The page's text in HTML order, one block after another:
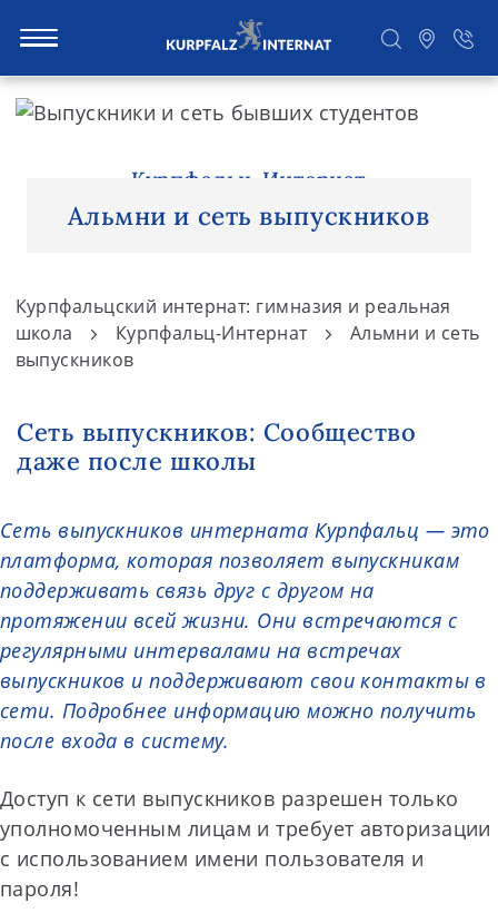
S
Курпфальц-Интернат
Альмни и сеть выпускников
Курпфальцский интернат: гимназия и реальная
школа
Курпфальц-Интернат
Альмни и сеть
выпускников
Сеть выпускников: Сообщество
даже после школы
Сеть выпускников интерната Курпфальц — это
платформа, которая позволяет выпускникам
поддерживать связь друг с другом на
протяжении всей жизни. Они встречаются с
регулярными интервалами на встречах
выпускников и поддерживают свои контакты в
сети. Подробнее информацию можно получить
после входа в систему.
Доступ к сети выпускников разрешен только
уполномоченным лицам и требует авторизации
с использованием имени пользователя и
пароля!